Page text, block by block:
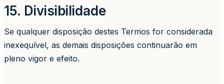
15. Divisibilidade
Se qualquer disposição destes Termos for considerada
inexequível, as demais disposições continuarão em
pleno vigor e efeito.